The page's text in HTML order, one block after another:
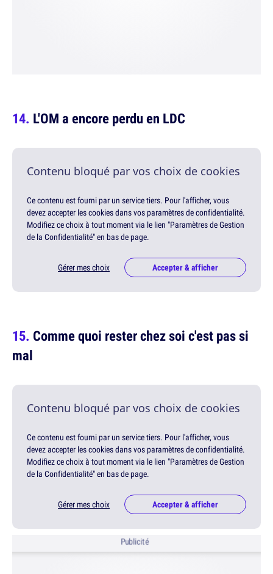
L'OM a encore perdu en LDC
Contenu bloqué par vos choix de cookies
Ce contenu est fourni par un service tiers. Pour l'afficher, vous
devez accepter les cookies dans vos paramètres de confidentialité.
Modifiez ce choix à tout moment via le lien "Paramètres de Gestion
de la Confidentialité" en bas de page.
Gérer mes choix Accepter & afficher
Comme quoi rester chez soi c'est pas si
mal
Contenu bloqué par vos choix de cookies
Ce contenu est fourni par un service tiers. Pour l'afficher, vous
devez accepter les cookies dans vos paramètres de confidentialité.
Modifiez ce choix à tout moment via le lien "Paramètres de Gestion
de la Confidentialité" en bas de page.
Gérer mes choix Accepter & afficher
Publicité